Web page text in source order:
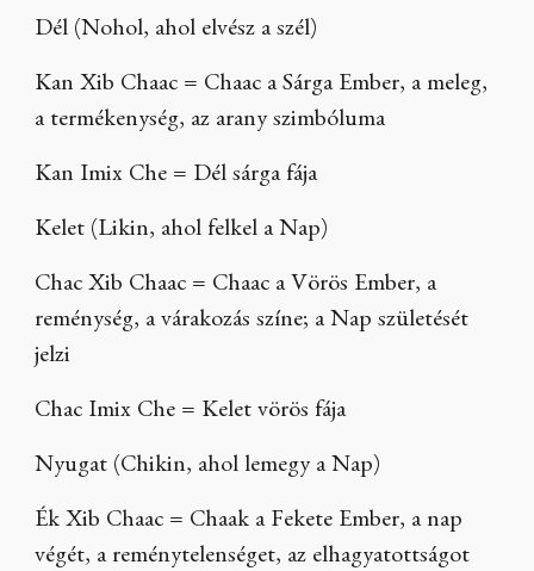
Dél (Nohol, ahol elvész a szél)
Kan Xib Chaac = Chaac a Sárga Ember, a meleg,
a termékenység, az arany szimbóluma
Kan Imix Che = Dél sárga fája
Kelet (Likin, ahol felkel a Nap)
Chac Xib Chaac = Chaac a Vörös Ember, a
reménység, a várakozás színe; a Nap születését
jelzi
Chac Imix Che = Kelet vörös fája
Nyugat (Chikin, ahol lemegy a Nap)
Ék Xib Chaac = Chaak a Fekete Ember, a nap
végét, a reménytelenséget, az elhagyatottságot